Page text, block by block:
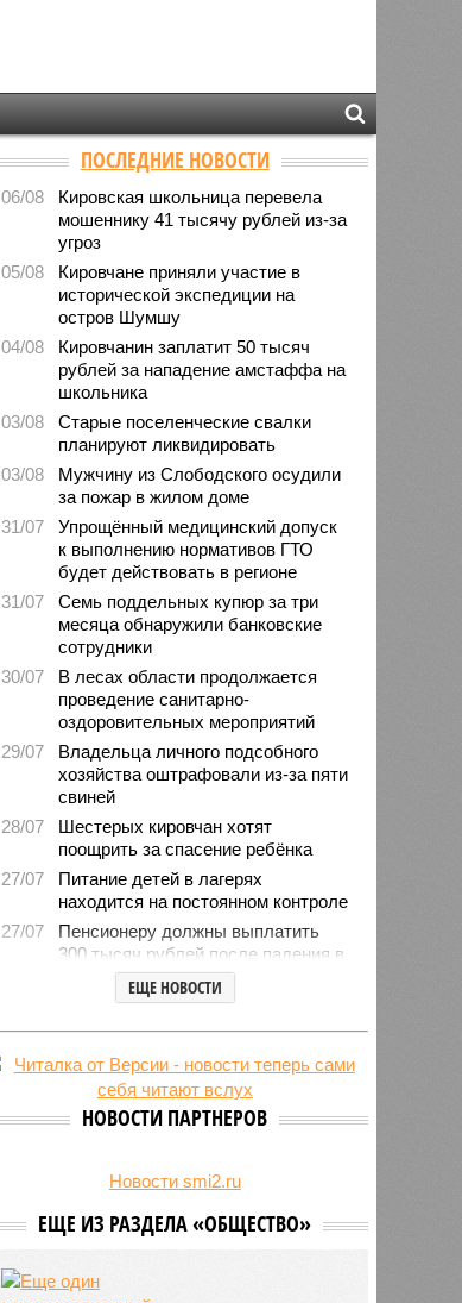
ПОСЛЕДНИЕ НОВОСТИ
06/08
Кировская школьница перевела
мошеннику 41 тысячу рублей из-за
угроз
05/08
Кировчане приняли участие в
исторической экспедиции на
остров Шумшу
04/08
Кировчанин заплатит 50 тысяч
рублей за нападение амстаффа на
школьника
03/08
Старые поселенческие свалки
планируют ликвидировать
03/08
Мужчину из Слободского осудили
за пожар в жилом доме
31/07
Упрощённый медицинский допуск
к выполнению нормативов ГТО
будет действовать в регионе
31/07
Семь поддельных купюр за три
месяца обнаружили банковские
сотрудники
30/07
В лесах области продолжается
проведение санитарно-
оздоровительных мероприятий
29/07
Владельца личного подсобного
хозяйства оштрафовали из-за пяти
свиней
28/07
Шестерых кировчан хотят
поощрить за спасение ребёнка
27/07
Питание детей в лагерях
находится на постоянном контроле
27/07
Пенсионеру должны выплатить
300 тысяч рублей после падения в
гололёд
В регионе обновлён порядок
предоставления госимущества в
Гострудинспекция выявила
нарушения после несчастного
случая на пилораме в Кирсе
садов собираются продлить
ЕЩЕ НОВОСТИ
НОВОСТИ ПАРТНЕРОВ
Новости smi2.ru
ЕЩЕ ИЗ РАЗДЕЛА «ОБЩЕСТВО»